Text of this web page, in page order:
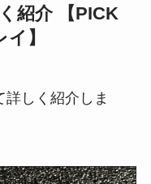
紹介 【PICK
】
詳しく紹介しま